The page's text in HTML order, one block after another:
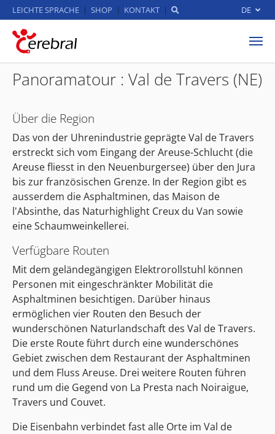
LEICHTE SPRACHE SHOP KONTAKT DE
Panoramatour : Val de Travers (NE)
Über die Region
Das von der Uhrenindustrie geprägte Val de Travers
erstreckt sich vom Eingang der Areuse-Schlucht (die
Areuse fliesst in den Neuenburgersee) über den Jura
bis zur französischen Grenze. In der Region gibt es
ausserdem die Asphaltminen, das Maison de
l'Absinthe, das Naturhighlight Creux du Van sowie
eine Schaumweinkellerei.
Verfügbare Routen
Mit dem geländegängigen Elektrorollstuhl können
Personen mit eingeschränkter Mobilität die
Asphaltminen besichtigen. Darüber hinaus
ermöglichen vier Routen den Besuch der
wunderschönen Naturlandschaft des Val de Travers.
Die erste Route führt durch eine wunderschönes
Gebiet zwischen dem Restaurant der Asphaltminen
und dem Fluss Areuse. Drei weitere Routen führen
rund um die Gegend von La Presta nach Noiraigue,
Travers und Couvet.
Die Eisenbahn verbindet fast alle Orte im Val de